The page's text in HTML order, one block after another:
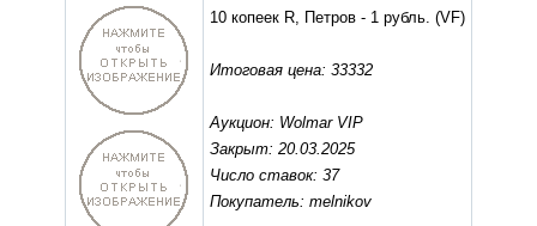
10 копеек R, Петров - 1 рубль. (VF)
Итоговая цена: 33332
Аукцион: Wolmar VIP
Закрыт: 20.03.2025
Число ставок: 37
Покупатель: melnikov